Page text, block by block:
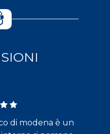
di modena è un